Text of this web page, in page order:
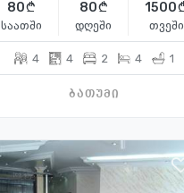
80
საათში
80
დღეში
1500
თვეში
4 4 2 4 1
ბათუმი